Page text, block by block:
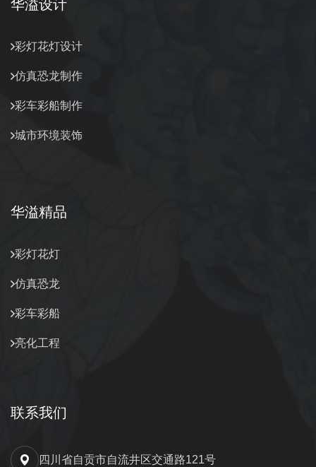
华溢设计
彩灯花灯设计
仿真恐龙制作
彩车彩船制作
城市环境装饰
华溢精品
彩灯花灯
仿真恐龙
彩车彩船
亮化工程
联系我们
四川省自贡市自流井区交通路121号